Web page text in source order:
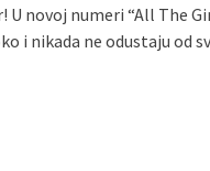
U novoj numeri “All The
i nikada ne odustaju od